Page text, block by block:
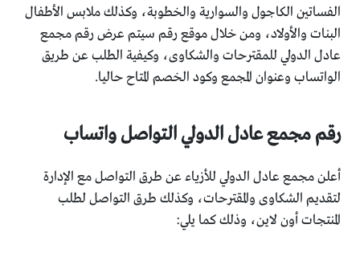
الفساتين الكاجول والسوارية والخطوبة، وكذلك ملابس الأطفال
البنات والأولاد، ومن خلال موقع رقم سيتم عرض رقم مجمع
عادل الدولي للمقترحات والشكاوى، وكيفية الطلب عن طريق
الواتساب وعنوان المجمع وكود الخصم المتاح حاليا.
رقم مجمع عادل الدولي التواصل واتساب
أعلن مجمع عادل الدولي للأزياء عن طرق التواصل مع الإدارة
لتقديم الشكاوى والمقترحات، وكذلك طرق التواصل لطلب
المنتجات أون لاين، وذلك كما يلي: